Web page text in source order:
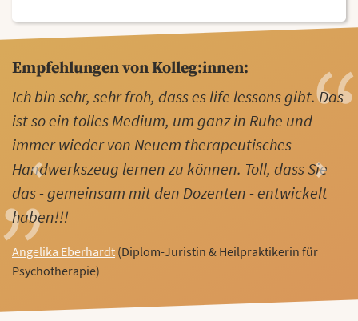
Empfehlungen von Kolleg:innen:
Ich bin sehr, sehr froh, dass es life lessons gibt. Das
ist so ein tolles Medium, um ganz in Ruhe und
immer wieder von Neuem therapeutisches
Handwerkszeug lernen zu können. Toll, dass Sie
das - gemeinsam mit den Dozenten - entwickelt
haben!!!
Angelika Eberhardt (Diplom-Juristin & Heilpraktikerin für
Psychotherapie)
Previous Next